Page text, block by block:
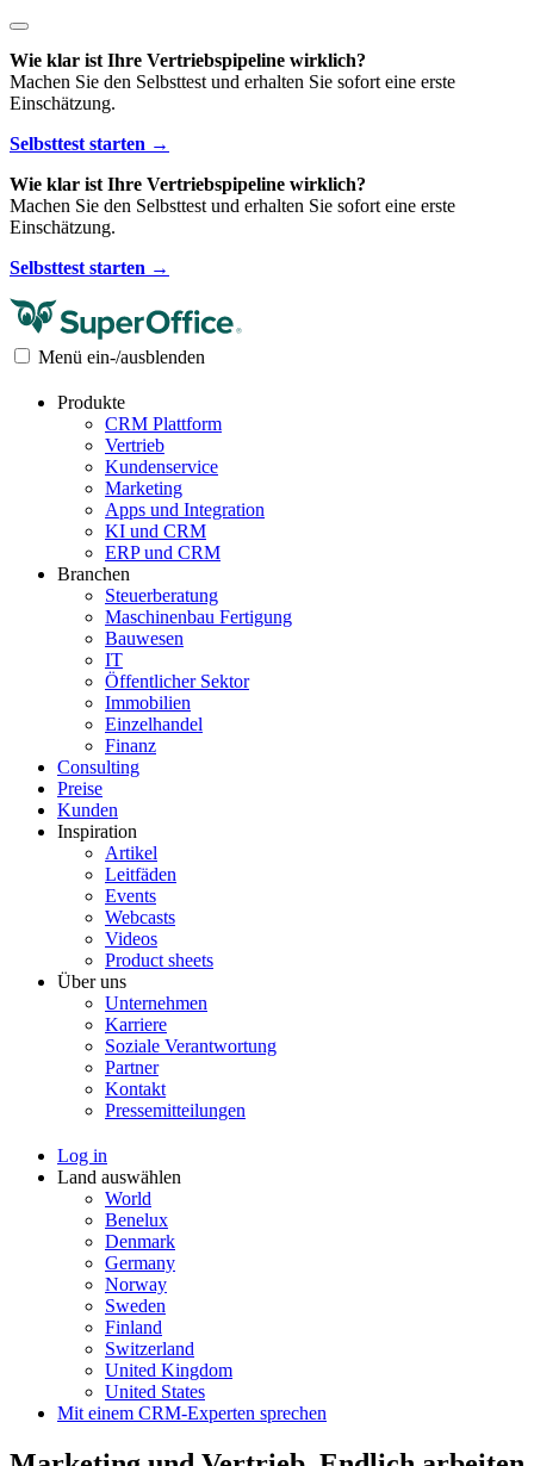
Wie klar ist Ihre Vertriebspipeline wirklich?
Machen Sie den Selbsttest und erhalten Sie sofort eine erste
Einschätzung.
Selbsttest starten →
Wie klar ist Ihre Vertriebspipeline wirklich?
Machen Sie den Selbsttest und erhalten Sie sofort eine erste
Einschätzung.
Selbsttest starten →
Menü ein-/ausblenden
Produkte
CRM Plattform
Vertrieb
Kundenservice
Marketing
Apps und Integration
KI und CRM
ERP und CRM
Branchen
Steuerberatung
Maschinenbau Fertigung
Bauwesen
IT
Öffentlicher Sektor
Immobilien
Einzelhandel
Finanz
Consulting
Preise
Kunden
Inspiration
Artikel
Leitfäden
Events
Webcasts
Videos
Product sheets
Über uns
Unternehmen
Karriere
Soziale Verantwortung
Partner
Kontakt
Pressemitteilungen
Log in
Land auswählen
World
Benelux
Denmark
Germany
Norway
Sweden
Finland
Switzerland
United Kingdom
United States
Mit einem CRM-Experten sprechen